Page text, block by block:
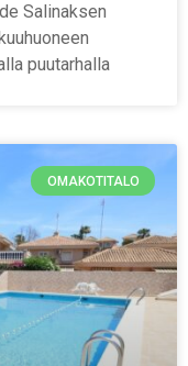
Salinaksen
puutarhalla
OMAKOTITALO